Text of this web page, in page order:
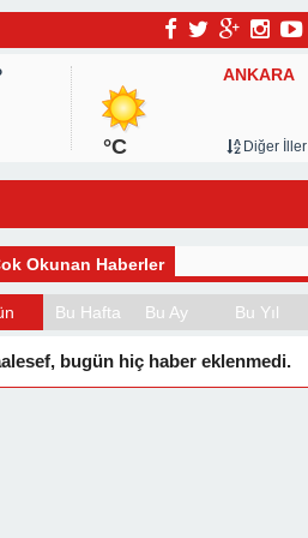
ANKARA
°C Diğer İller
Okunan Haberler
Bu Hafta Bu Ay Bu Yıl
bugün hiç haber eklenmedi.